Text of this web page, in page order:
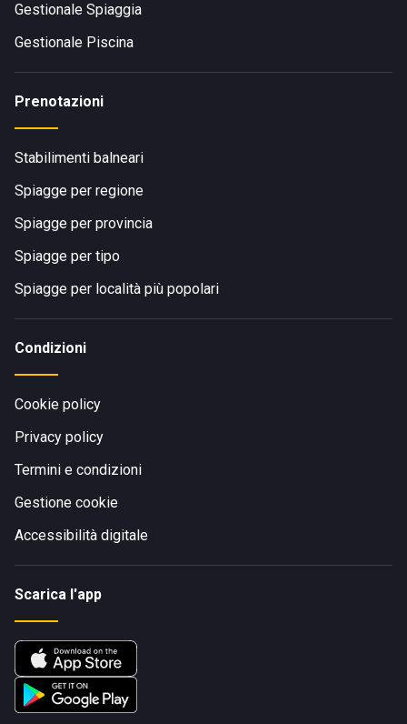
Gestionale Spiaggia
Gestionale Piscina
Prenotazioni
Stabilimenti balneari
Spiagge per regione
Spiagge per provincia
Spiagge per tipo
Spiagge per località più popolari
Condizioni
Cookie policy
Privacy policy
Termini e condizioni
Gestione cookie
Accessibilità digitale
Scarica l'app